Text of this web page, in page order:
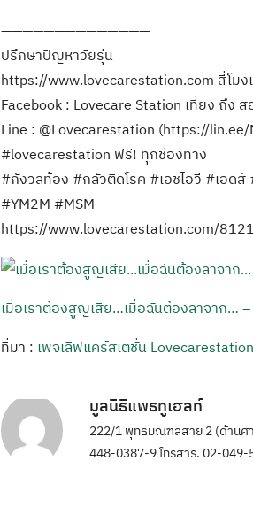
——————————————
ปรึกษาปัญหาวัยรุ่น
https://www.lovecarestation.com สี่โมง
Facebook : Lovecare Station เที่ยง ถึง
Line : @Lovecarestation (https://lin.ee/
#lovecarestation ฟรี! ทุกช่องทาง
#กังวลท้อง #กลัวติดโรค #เอชไอวี #เอ
#YM2M #MSM
https://www.lovecarestation.com/
เมื่อเราต้องสูญเสีย…เมื่อฉันต้องลาจาก…
ที่มา : เพจเลิฟแคร์สเตชั่น Lovecarestation
มูลนิธิแพธทูเฮลท์
222/1 พุทธมณฑลสาย 2 (ด้านศ
448-0387-9 โทรสาร. 02-049-